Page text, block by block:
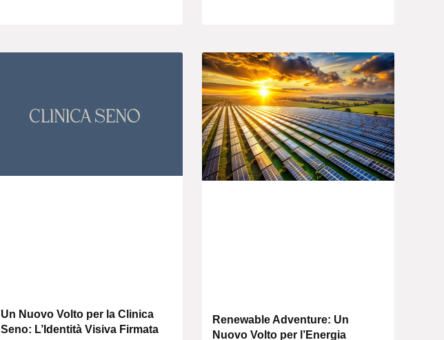
Un Nuovo Volto per la Clinica
Seno: L’Identità Visiva Firmata
Renewable Adventure: Un
Nuovo Volto per l’Energia